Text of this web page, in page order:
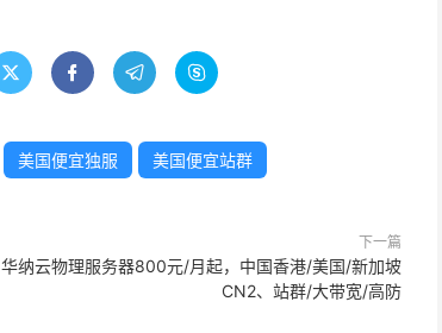
   
美国便宜独服 美国便宜站群
下一篇
华纳云物理服务器800元/月起，中国香港/美国/新加坡
CN2、站群/大带宽/高防